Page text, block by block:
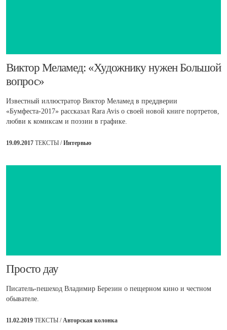
​Виктор Меламед: «Художнику нужен Большой
вопрос»
Известный иллюстратор Виктор Меламед в преддверии
«Бумфеста-2017» рассказал Rara Avis о своей новой книге портретов,
любви к комиксам и поэзии в графике.
19.09.2017 ТЕКСТЫ /Интервью
​Просто дау
Писатель-пешеход Владимир Березин о пещерном кино и честном
обывателе.
11.02.2019 ТЕКСТЫ /Авторская колонка